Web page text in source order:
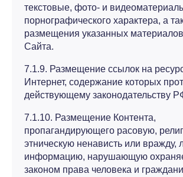
текстовые, фото- и
порнографического характера, а
размещения указанных
Сайта.
7.1.9. Размещение ссылок на
Интернет, содержание которых
действующему законодательству
7.1.10. Размещение Контента,
пропагандирующего расовую,
этническую ненависть или
информацию, нарушающую
законом права человека и